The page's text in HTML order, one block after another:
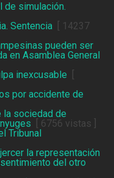
de simulación.
Sentencia[ 14237
pueden ser
en Asamblea General
inexcusable
por accidente de
la sociedad de
[ 6756 vistas ]
Tribunal
la representación
del otro